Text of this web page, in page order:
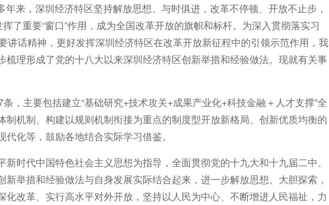
来，深圳经济特区坚持解放思想、与时俱进，改革不停顿、开放不止步，
了重要“窗口”作用，成为全国改革开放的旗帜和标杆。为深入贯彻落实习
话精神，更好发挥深圳经济特区在改革开放新征程中的引领示范作用，我
理形成了党的十八大以来深圳经济特区创新举措和经验做法。现就有关事
，主要包括建立“基础研究+技术攻关+成果产业化+科技金融＋人才支撑”全
机制、构建以规则机制衔接为重点的制度型开放新格局、创新优质均衡的
化等，鼓励各地结合实际学习借鉴。
时代中国特色社会主义思想为指导，全面贯彻党的十九大和十九届二中、
举措和经验做法与自身发展实际结合起来，进一步解放思想、大胆探索，
改革、实行高水平对外开放，坚持以人民为中心、不断增进人民福祉，力